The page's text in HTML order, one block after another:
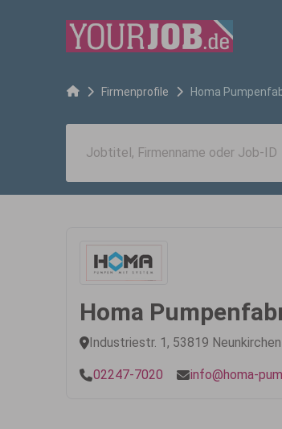
Firmenprofile Homa
Homa
Industriestr. 1, 53819
02247-7020 info@homa-